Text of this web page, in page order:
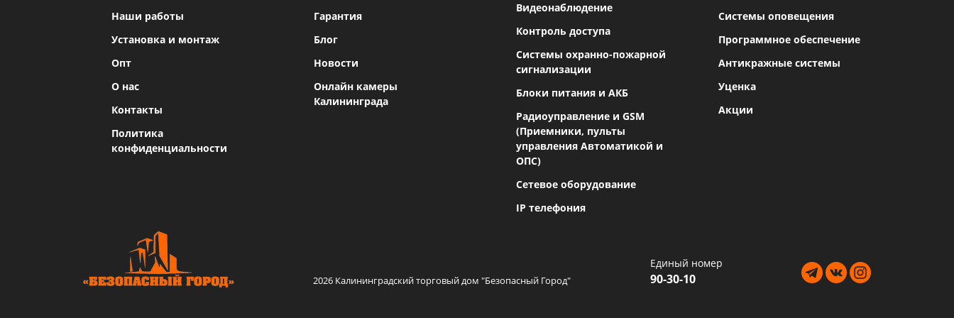
Наши работы
Установка и монтаж
Опт
О нас
Контакты
Политика
конфиденциальности
Гарантия
Блог
Новости
Онлайн камеры
Калининграда
Видеонаблюдение
Контроль доступа
Системы охранно-пожарной
сигнализации
Блоки питания и АКБ
Радиоуправление и GSM
(Приемники, пульты
управления Автоматикой и
ОПС)
Сетевое оборудование
IP телефония
Системы оповещения
Программное обеспечение
Антикражные системы
Уценка
Акции
2026 Калининградский торговый дом "Безопасный Город"
Единый номер
90-30-10